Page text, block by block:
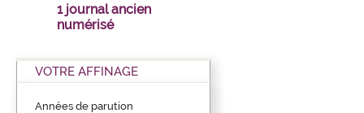
1 journal ancien
numérisé
VOTRE AFFINAGE
Années de parution